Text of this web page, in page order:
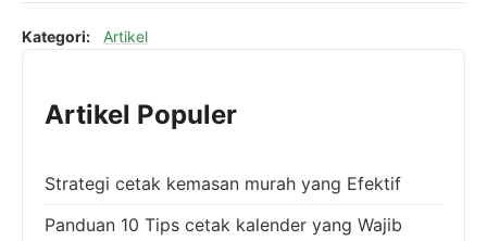
Kategori: Artikel
Artikel Populer
Strategi cetak kemasan murah yang Efektif
Panduan 10 Tips cetak kalender yang Wajib